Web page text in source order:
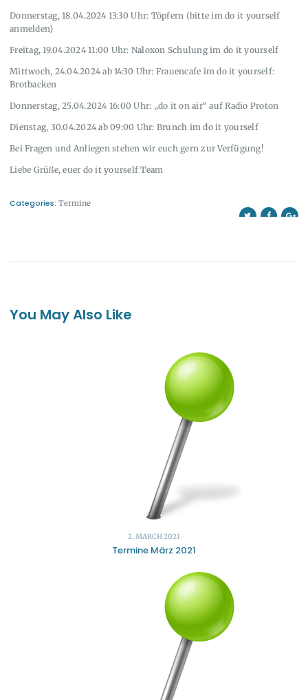
Donnerstag, 18.04.2024 13:30 Uhr: Töpfern (bitte im do it yourself
anmelden)
Freitag, 19.04.2024 11:00 Uhr: Naloxon Schulung im do it yourself
Mittwoch, 24.04.2024 ab 14:30 Uhr: Frauencafe im do it yourself:
Brotbacken
Donnerstag, 25.04.2024 16:00 Uhr: „do it on air“ auf Radio Proton
Dienstag, 30.04.2024 ab 09:00 Uhr: Brunch im do it yourself
Bei Fragen und Anliegen stehen wir euch gern zur Verfügung!
Liebe Grüße, euer do it yourself Team
Categories: Termine
You May Also Like
2. MARCH 2021
Termine März 2021